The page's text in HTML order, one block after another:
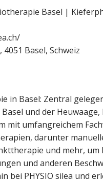
Basel |
Basel, Schweiz
in Basel: Zentral
und der
mit umfangreichem
darunter
und mehr, um
und anderen
bei PHYSIO silea und